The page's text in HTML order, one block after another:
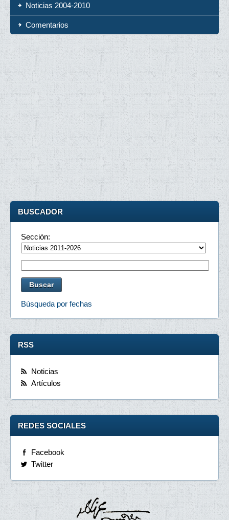
Noticias 2004-2010
Comentarios
BUSCADOR
Sección:
Búsqueda por fechas
RSS
Noticias
Artículos
REDES SOCIALES
Facebook
Twitter